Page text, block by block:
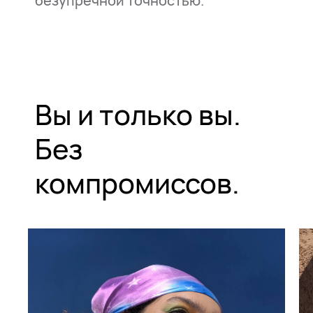
Вы и только вы.
Без
компромиссов.